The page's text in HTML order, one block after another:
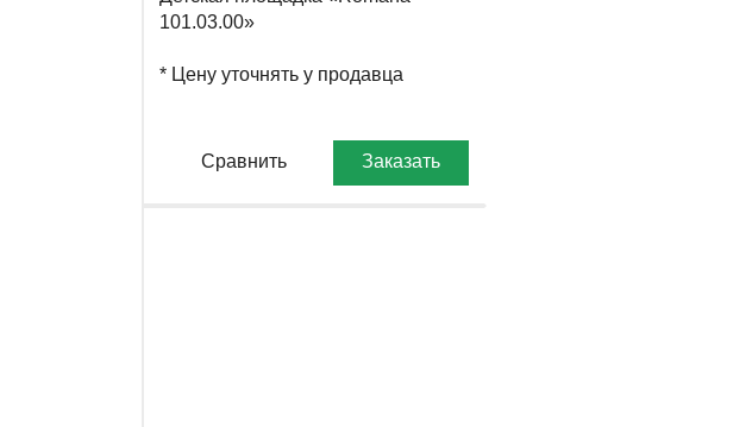
101.03.00»
* Цену уточнять у продавца
Сравнить Заказать